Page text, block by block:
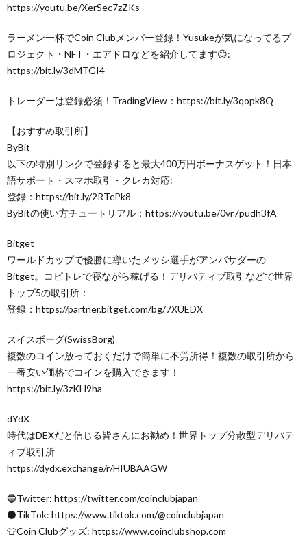
https://youtu.be/XerSec7zZKs
ラーメン一杯でCoin Clubメンバー登録！Yusukeが気になってるプ
ロジェクト・NFT・エアドロなどを紹介してます😊:
https://bit.ly/3dMTGI4
トレーダーは登録必須！TradingView：https://bit.ly/3qopk8Q
【おすすめ取引所】
ByBit
以下の特別リンクで登録すると最大400万円ボーナスゲット！日本
語サポート・スマホ取引・クレカ対応:
登録：https://bit.ly/2RTcPk8
ByBitの使い方チュートリアル：https://youtu.be/0vr7pudh3fA
Bitget
ワールドカップで優勝に導いたメッシ選手がアンバサダーの
Bitget。コピトレで寝ながら稼げる！デリバティブ取引などで世界
トップ5の取引所：
登録：https://partner.bitget.com/bg/7XUEDX
スイスボーグ(SwissBorg)
複数のコイン放っておくだけで簡単に不労所得！複数の取引所から
一番安い価格でコインを購入できます！
https://bit.ly/3zKH9ha
dYdX
時代はDEXだと信じる皆さんにお勧め！世界トップ分散型デリバテ
ィブ取引所
https://dydx.exchange/r/HIUBAAGW
🔵Twitter: https://twitter.com/coinclubjapan
⚫️TikTok: https://www.tiktok.com/@coinclubjapan
👕Coin Clubグッズ: https://www.coinclubshop.com